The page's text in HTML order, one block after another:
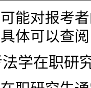
能对报考
体可以查
学在职研